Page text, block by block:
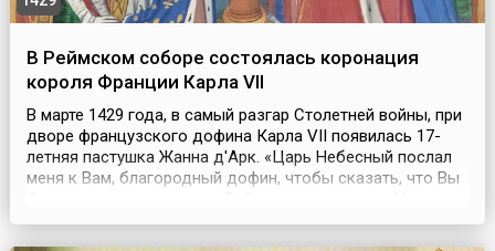
В Реймском соборе состоялась коронация
короля Франции Карла VII
В марте 1429 года, в самый разгар Столетней войны, при
дворе французского дофина Карла VII появилась 17-
летняя пастушка Жанна д'Арк. «Царь Небесный послал
меня к Вам, благородный дофин, чтобы сказать, что Вы
Небесного, единого Короля Франции!», – сказала она